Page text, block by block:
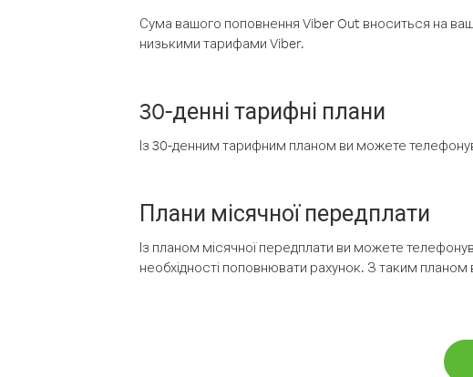
Сума вашого поповнення Viber Out вноситься на
низькими тарифами Viber.
30-денні тарифні плани
Із 30-денним тарифним планом ви можете
Плани місячної передплати
Із планом місячної передплати ви можете
необхідності поповнювати рахунок. З таким